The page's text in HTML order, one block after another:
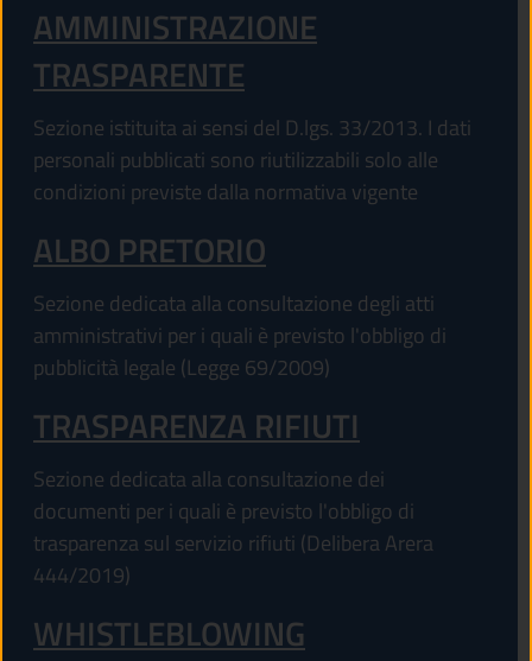
AMMINISTRAZIONE
TRASPARENTE
Sezione istituita ai sensi del D.lgs. 33/2013. I dati
personali pubblicati sono riutilizzabili solo alle
condizioni previste dalla normativa vigente
ALBO PRETORIO
Sezione dedicata alla consultazione degli atti
amministrativi per i quali è previsto l'obbligo di
pubblicità legale (Legge 69/2009)
TRASPARENZA RIFIUTI
Sezione dedicata alla consultazione dei
documenti per i quali è previsto l'obbligo di
trasparenza sul servizio rifiuti (Delibera Arera
444/2019)
WHISTLEBLOWING